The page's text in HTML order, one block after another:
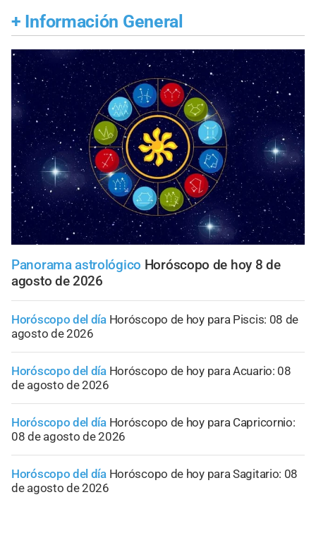
+ Información General
Panorama astrológico Horóscopo de hoy 8 de
agosto de 2026
Horóscopo del día Horóscopo de hoy para Piscis: 08 de
agosto de 2026
Horóscopo del día Horóscopo de hoy para Acuario: 08
de agosto de 2026
Horóscopo del día Horóscopo de hoy para Capricornio:
08 de agosto de 2026
Horóscopo del día Horóscopo de hoy para Sagitario: 08
de agosto de 2026